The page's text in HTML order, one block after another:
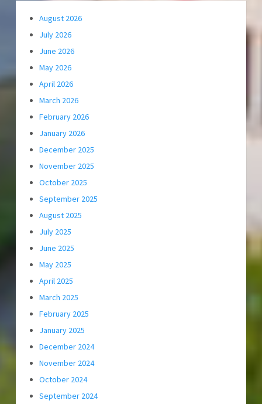
August 2026
July 2026
June 2026
May 2026
April 2026
March 2026
February 2026
January 2026
December 2025
November 2025
October 2025
September 2025
August 2025
July 2025
June 2025
May 2025
April 2025
March 2025
February 2025
January 2025
December 2024
November 2024
October 2024
September 2024